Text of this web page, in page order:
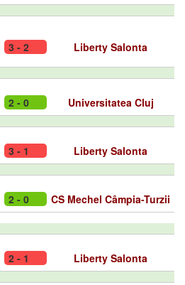
3 - 2 Liberty Salonta
2 - 0 Universitatea Cluj
3 - 1 Liberty Salonta
2 - 0 CS Mechel Câmpia-Turzii
2 - 1 Liberty Salonta